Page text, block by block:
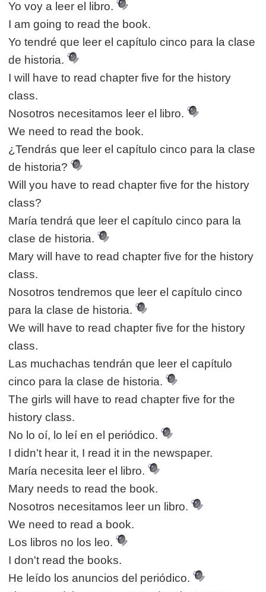
Yo voy a leer el libro.
I am going to read the book.
Yo tendré que leer el capítulo cinco para la clase
de historia.
I will have to read chapter five for the history
class.
Nosotros necesitamos leer el libro.
We need to read the book.
¿Tendrás que leer el capítulo cinco para la clase
de historia?
Will you have to read chapter five for the history
class?
María tendrá que leer el capítulo cinco para la
clase de historia.
Mary will have to read chapter five for the history
class.
Nosotros tendremos que leer el capítulo cinco
para la clase de historia.
We will have to read chapter five for the history
class.
Las muchachas tendrán que leer el capítulo
cinco para la clase de historia.
The girls will have to read chapter five for the
history class.
No lo oí, lo leí en el periódico.
I didn't hear it, I read it in the newspaper.
María necesita leer el libro.
Mary needs to read the book.
Nosotros necesitamos leer un libro.
We need to read a book.
Los libros no los leo.
I don't read the books.
He leído los anuncios del periódico.